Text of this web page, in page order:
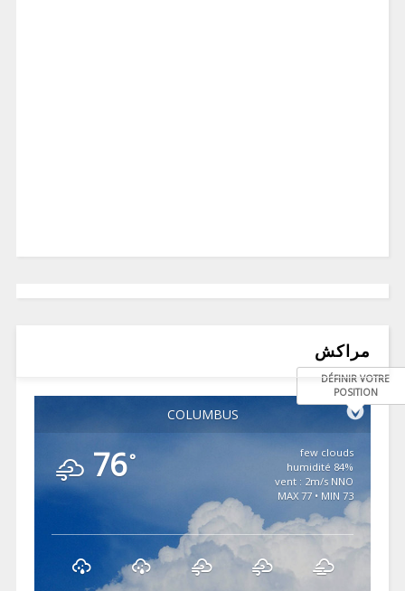
مراكش
COLUMBUS
DÉFINIR VOTRE
POSITION
76°
few clouds
84% humidité
vent : 2m/s NNO
MAX 77 • MIN 73